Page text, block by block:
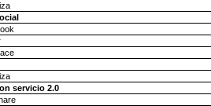
servicio 2.0